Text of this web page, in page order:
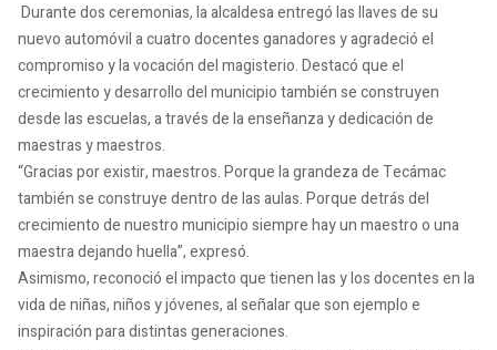
Durante dos ceremonias, la alcaldesa entregó las llaves de su
nuevo automóvil a cuatro docentes ganadores y agradeció el
compromiso y la vocación del magisterio. Destacó que el
crecimiento y desarrollo del municipio también se construyen
desde las escuelas, a través de la enseñanza y dedicación de
maestras y maestros.
“Gracias por existir, maestros. Porque la grandeza de Tecámac
también se construye dentro de las aulas. Porque detrás del
crecimiento de nuestro municipio siempre hay un maestro o una
maestra dejando huella”, expresó.
Asimismo, reconoció el impacto que tienen las y los docentes en la
vida de niñas, niños y jóvenes, al señalar que son ejemplo e
inspiración para distintas generaciones.